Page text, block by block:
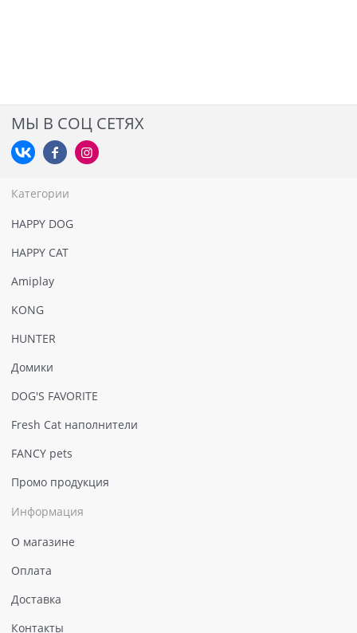
МЫ В СОЦ СЕТЯХ
Категории
HAPPY DOG
HAPPY CAT
Amiplay
KONG
HUNTER
Домики
DOG'S FAVORITE
Fresh Cat наполнители
FANCY pets
Промо продукция
Информация
О магазине
Оплата
Доставка
Контакты